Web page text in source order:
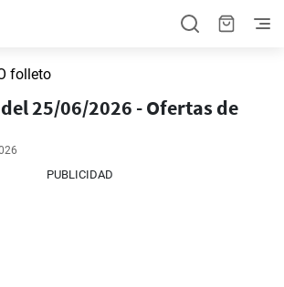
folleto
25/06/2026 - Ofertas de
PUBLICIDAD